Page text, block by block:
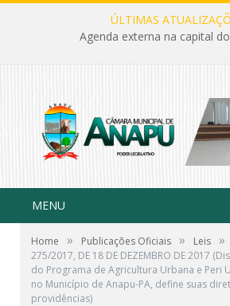
ÚLTIMAS
Agenda externa na capital
MENU
Home » Publicações Oficiais » Leis »
275/2017, DE 18 DE DEZEMBRO DE 2017
do Programa de Agricultura Urbana e Peri
no Município de Anapu-PA, define suas
providências)